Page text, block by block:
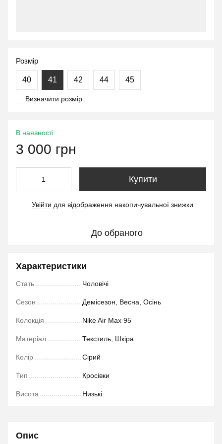
Розмір
40 41 42 44 45
Визначити розмір
В наявності
3 000 грн
Купити
Увійти для відображення накопичувальної знижки
До обраного
Характеристики
Стать Чоловічі
Сезон Демісезон, Весна, Осінь
Колекція Nike Air Max 95
Матеріал Текстиль, Шкіра
Колір Сірий
Тип Кросівки
Висота Низькі
Опис